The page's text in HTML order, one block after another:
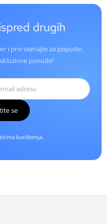
drugih
i prvi saznajte za popuste,
ponude!
se
korištenja.